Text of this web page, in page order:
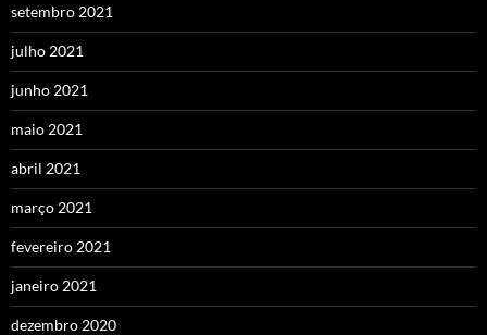
setembro 2021
julho 2021
junho 2021
maio 2021
abril 2021
março 2021
fevereiro 2021
janeiro 2021
dezembro 2020